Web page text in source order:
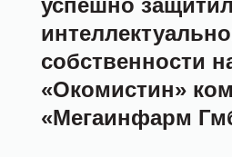
успешно
собственности
«Окомистин»
«Мегаинфарм